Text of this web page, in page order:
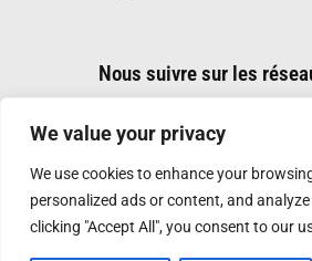
We value your privacy
We use cookies to enhance your
personalized ads or content, and
clicking "Accept All", you consent to our
Nous suivre sur les